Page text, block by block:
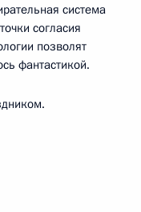
система
согласия
позволят
фантастикой.